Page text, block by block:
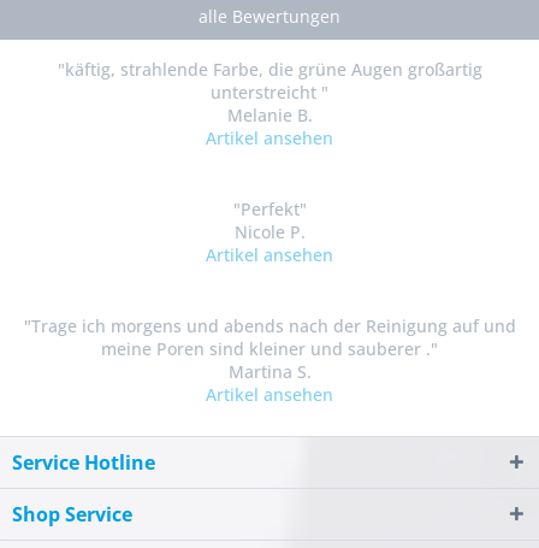
alle Bewertungen
"käftig, strahlende Farbe, die grüne Augen großartig
unterstreicht "
Melanie B.
Artikel ansehen
"Perfekt"
Nicole P.
Artikel ansehen
"Trage ich morgens und abends nach der Reinigung auf und
meine Poren sind kleiner und sauberer ."
Martina S.
Artikel ansehen
Service Hotline
Shop Service